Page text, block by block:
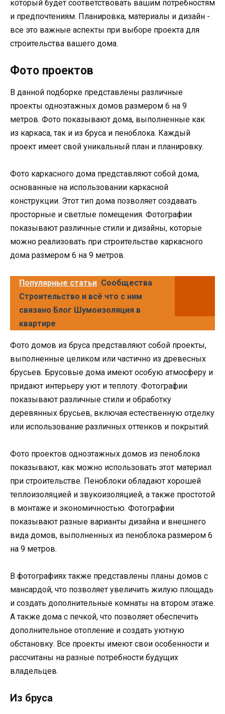
который будет соответствовать вашим потребностям
и предпочтениям. Планировка, материалы и дизайн -
все это важные аспекты при выборе проекта для
строительства вашего дома.
Фото проектов
В данной подборке представлены различные
проекты одноэтажных домов размером 6 на 9
метров. Фото показывают дома, выполненные как
из каркаса, так и из бруса и пеноблока. Каждый
проект имеет свой уникальный план и планировку.
Фото каркасного дома представляют собой дома,
основанные на использовании каркасной
конструкции. Этот тип дома позволяет создавать
просторные и светлые помещения. Фотографии
показывают различные стили и дизайны, которые
можно реализовать при строительстве каркасного
дома размером 6 на 9 метров.
Популярные статьи Сообщества
Строительство и всё что с ним
связано Блог Шумоизоляция в
квартире
Фото домов из бруса представляют собой проекты,
выполненные целиком или частично из древесных
брусьев. Брусовые дома имеют особую атмосферу и
придают интерьеру уют и теплоту. Фотографии
показывают различные стили и обработку
деревянных брусьев, включая естественную отделку
или использование различных оттенков и покрытий.
Фото проектов одноэтажных домов из пеноблока
показывают, как можно использовать этот материал
при строительстве. Пеноблоки обладают хорошей
теплоизоляцией и звукоизоляцией, а также простотой
в монтаже и экономичностью. Фотографии
показывают разные варианты дизайна и внешнего
вида домов, выполненных из пеноблока размером 6
на 9 метров.
В фотографиях также представлены планы домов с
мансардой, что позволяет увеличить жилую площадь
и создать дополнительные комнаты на втором этаже.
А также дома с печкой, что позволяет обеспечить
дополнительное отопление и создать уютную
обстановку. Все проекты имеют свои особенности и
рассчитаны на разные потребности будущих
владельцев.
Из бруса